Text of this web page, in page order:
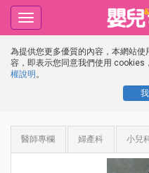
為提供您更多優質的內容，本網站
容，即表示您同意我們使用 cookies
權說明 。
Toggle
navigation
醫師專欄 婦產科 小兒